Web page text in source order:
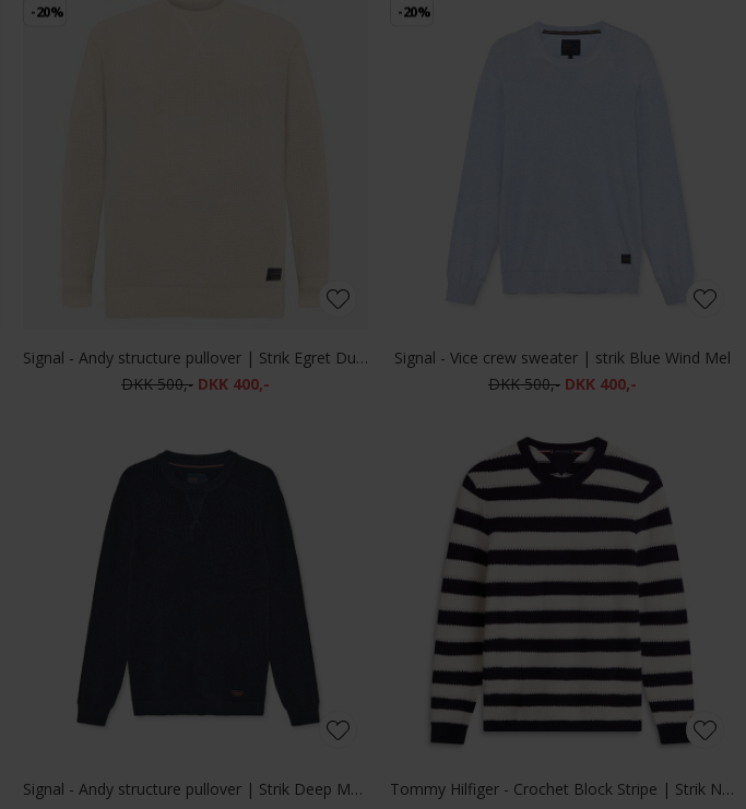
-20%
Signal - Andy structure pullover | Strik Egret Dust Mel
DKK 500,- DKK 400,-
-20%
Signal - Vice crew sweater | strik Blue Wind Mel
DKK 500,- DKK 400,-
Signal - Andy structure pullover | Strik Deep Marine Mel
Tommy Hilfiger - Crochet Block Stripe | Strik Navy Ivory